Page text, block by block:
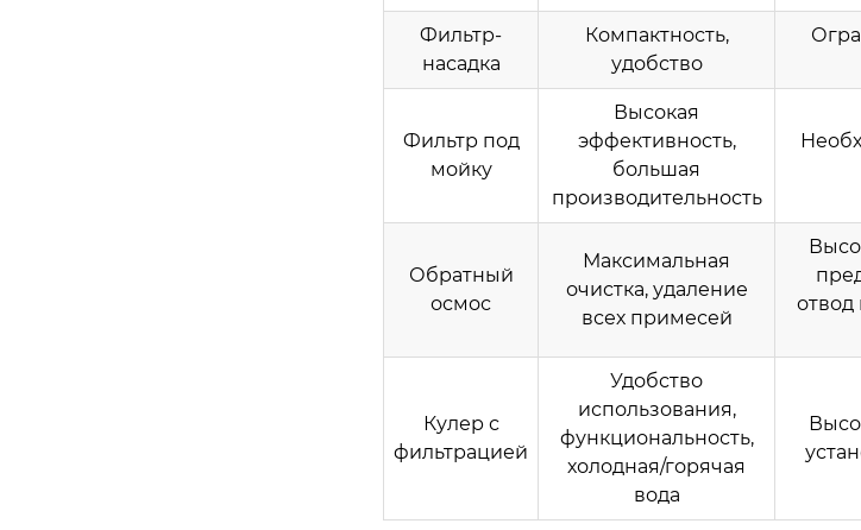
Фильтр-
насадка
Компактность,
удобство
Фильтр под
мойку
Высокая
эффективность,
большая
производительность
Обратный
осмос
Максимальная
очистка, удаление
всех примесей
отвод
Кулер с
фильтрацией
Удобство
использования,
функциональность,
холодная/горячая
вода